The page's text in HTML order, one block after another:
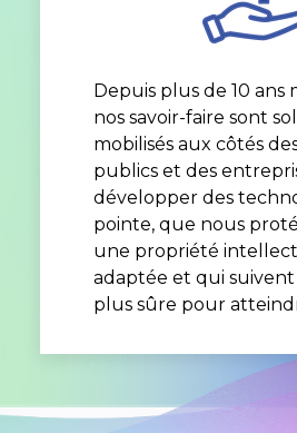
Depuis plus de 10 ans
nos savoir-faire sont
mobilisés aux côtés
publics et des
développer des
pointe, que nous
une propriété
adaptée et qui suivent
plus sûre pour